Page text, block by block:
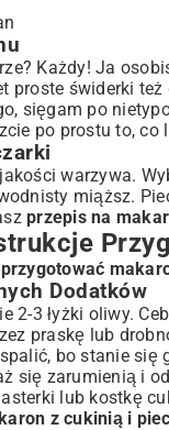
Smakiem Dłużej
na Każdą
Każdy! Ja
proste świderki
sięgam po
po prostu to, co
warzywa.
miąższ.
przepis na
Dodatków
2-3 łyżki oliwy.
praskę lub
bo stanie
się zarumienią i
lub kostkę
z cukinią i